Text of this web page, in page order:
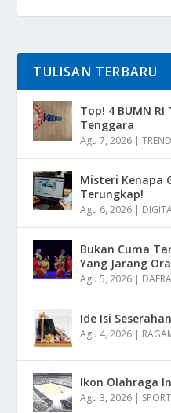
TULISAN TERBARU
Top! 4 BUMN
Tenggara
Agu 7, 2026 |TREND
Misteri Kenapa
Terungkap!
Agu 6, 2026 |
Bukan Cuma
Yang Jarang
Agu 5, 2026 |
Ide Isi
Agu 4, 2026 |
Ikon Olahraga
Agu 3, 2026 | SPORT